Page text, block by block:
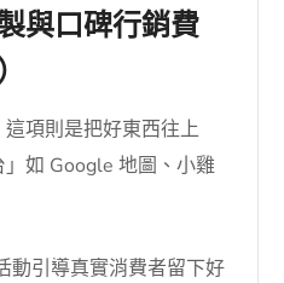
與口碑行銷費
項則是把好東西往上
如 Google 地圖、小雞
動引導真實消費者留下好